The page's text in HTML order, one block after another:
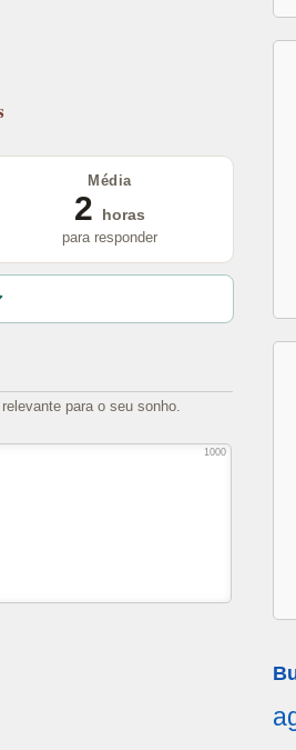
Média
2
horas
para responder
para o seu sonho.
1000